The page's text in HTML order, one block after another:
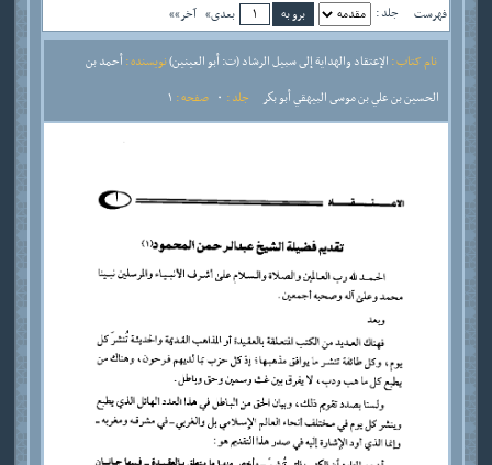
فهرست جلد : بعدی» آخر»»
نام کتاب : الإعتقاد والهداية إلى سبيل الرشاد (ت: أبو العينين)نویسنده :أحمد بن
الحسين بن علي بن موسى البيهقي أبو بكر
جلد : صفحه :